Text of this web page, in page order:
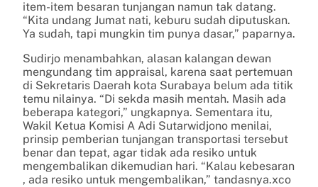
item-item besaran tunjangan namun tak datang.
“Kita undang Jumat nati, keburu sudah diputuskan.
Ya sudah, tapi mungkin tim punya dasar,” paparnya.
Sudirjo menambahkan, alasan kalangan dewan
mengundang tim appraisal, karena saat pertemuan
di Sekretaris Daerah kota Surabaya belum ada titik
temu nilainya. “Di sekda masih mentah. Masih ada
beberapa kategori,” ungkapnya. Sementara itu,
Wakil Ketua Komisi A Adi Sutarwidjono menilai,
prinsip pemberian tunjangan transportasi tersebut
benar dan tepat, agar tidak ada resiko untuk
mengembalikan dikemudian hari. “Kalau kebesaran
, ada resiko untuk mengembalikan,” tandasnya.xco